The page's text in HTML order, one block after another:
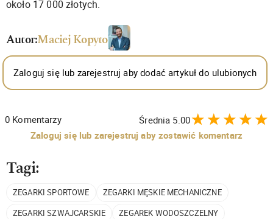
około 17 000 złotych.
Autor:Maciej Kopyto
Zaloguj się lub zarejestruj aby dodać artykuł do ulubionych
0 Komentarzy Średnia 5.00
Zaloguj się lub zarejestruj aby zostawić komentarz
Tagi:
ZEGARKI SPORTOWE
ZEGARKI MĘSKIE MECHANICZNE
ZEGARKI SZWAJCARSKIE
ZEGAREK WODOSZCZELNY